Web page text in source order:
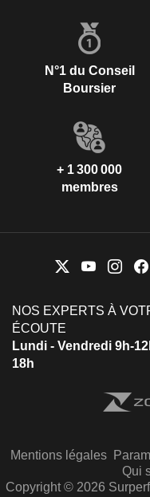
N°1 du Conseil
Boursier
+ 1 300 000
membres
NOS EXPERTS À
ÉCOUTE
Lundi - Vendredi 9h-
18h
Mentions légales
Qui
Copyright © 2026